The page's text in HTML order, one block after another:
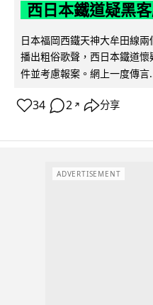
西日本鐵道疑黑
日本福岡西鐵天神大牟田線
播出粗俗歌聲，西日本鐵道
件並考慮報案。網上一度傳言
34 2 ↗ 分享
ADVERTISEMENT